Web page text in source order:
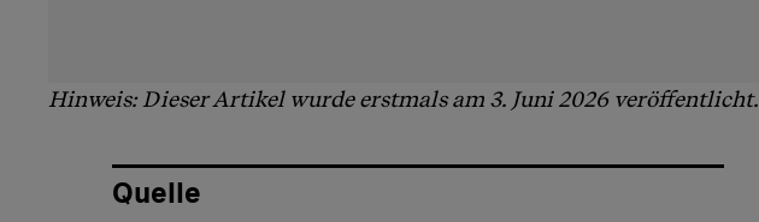
Hinweis: Dieser Artikel wurde erstmals am 3. Juni 2026 veröffentlicht.
Quelle